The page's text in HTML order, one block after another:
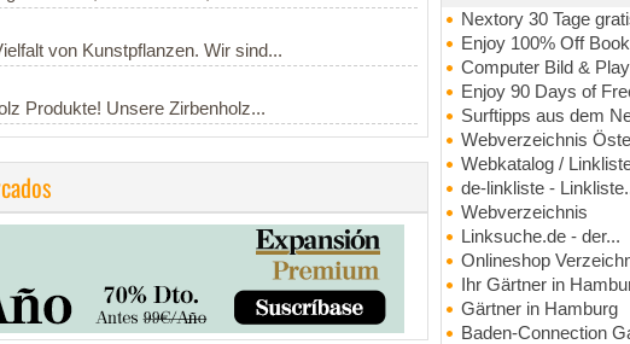
Nextory 30 Tage
Enjoy 100% Off
Computer Bild &
Enjoy 90 Days of
Surftipps aus dem
Webverzeichnis
Webkatalog /
de-linkliste -
Webverzeichnis
Linksuche.de - der...
Onlineshop
Ihr Gärtner in
Gärtner in Hamburg
Baden-Connection
von Kunstpflanzen. Wir sind...
Produkte! Unsere Zirbenholz...